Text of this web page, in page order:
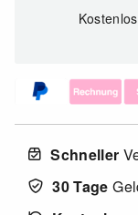
Schneller
30 Tage